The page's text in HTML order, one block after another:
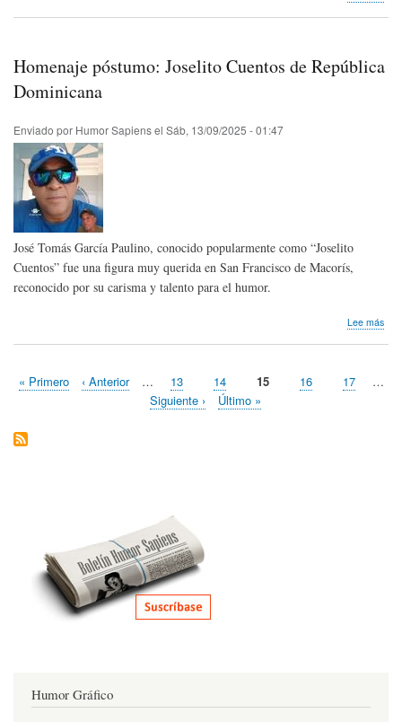
y
Homenaje póstumo: Joselito Cuentos de República
Dominicana
Enviado por Humor Sapiensel Sáb, 13/09/2025 - 01:47
José Tomás García Paulino, conocido popularmente como “Joselito
Cuentos” fue una figura muy querida en San Francisco de Macorís,
reconocido por su carisma y talento para el humor.
Lee más
Paginación
Primera
« Primero
Página
‹ Anterior … Page
13 Page
14
Página
actual
15 Page
16 Page
17
…
Siguiente
Siguiente ›
Última
Último »
Humor Gráfico